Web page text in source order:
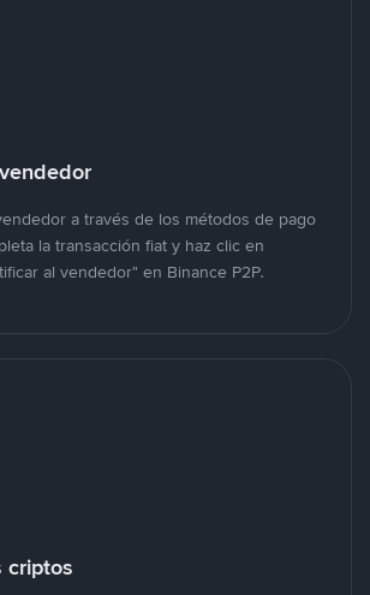
a través de los métodos de pago
la transacción fiat y haz clic en
al vendedor" en Binance P2P.
criptos